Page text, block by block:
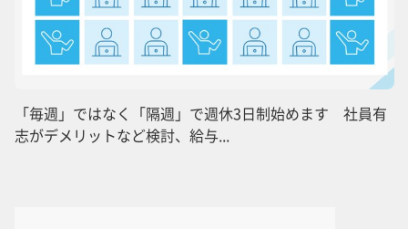
「毎週」ではなく「隔週」で週休3日制始めます 社員有
志がデメリットなど検討、給与...